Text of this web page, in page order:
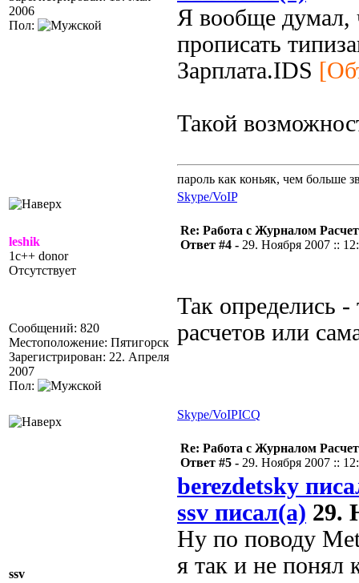
2006
Пол:
Я вообще думал,
прописать
Зарплата.IDS
Такой
пароль как коньяк, чем больше
Skype/VoIP
leshik
1c++ donor
Отсутствует
Сообщений: 820
Местоположение: Пятигорск
Зарегистрирован: 22. Апреля
2007
Пол:
Re: Работа с Журналом
Ответ #4 - 29. Ноября 2007 ::
Так определись
расчетов или
Skype/VoIPICQ
ssv
Re: Работа с Журналом
Ответ #5 - 29. Ноября 2007 ::
berezdetsky
ssv писал(а) 29.
Ну по поводу
я так и не понял